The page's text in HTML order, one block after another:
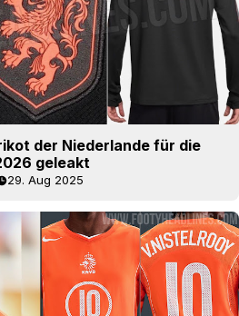
der Niederlande für die
geleakt
29. Aug 2025